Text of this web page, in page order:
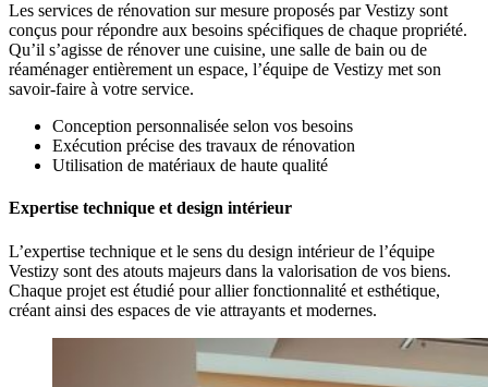
Les services de rénovation sur mesure proposés par Vestizy sont
conçus pour répondre aux besoins spécifiques de chaque propriété.
Qu’il s’agisse de rénover une cuisine, une salle de bain ou de
réaménager entièrement un espace, l’équipe de Vestizy met son
savoir-faire à votre service.
Conception personnalisée selon vos besoins
Exécution précise des travaux de rénovation
Utilisation de matériaux de haute qualité
Expertise technique et design intérieur
L’expertise technique et le sens du design intérieur de l’équipe
Vestizy sont des atouts majeurs dans la valorisation de vos biens.
Chaque projet est étudié pour allier fonctionnalité et esthétique,
créant ainsi des espaces de vie attrayants et modernes.